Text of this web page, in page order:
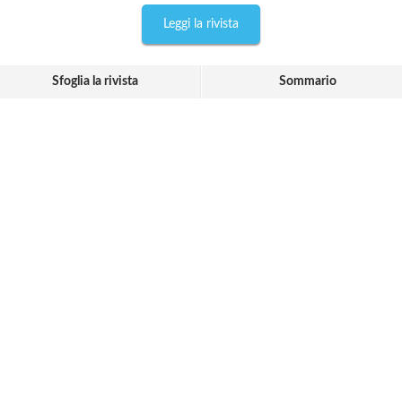
Leggi la rivista
Sfoglia la rivista Sommario